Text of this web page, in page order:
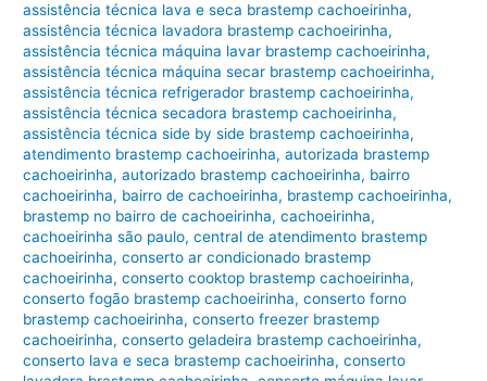
assistência técnica lava e seca brastemp cachoeirinha,
assistência técnica lavadora brastemp cachoeirinha,
assistência técnica máquina lavar brastemp cachoeirinha,
assistência técnica máquina secar brastemp cachoeirinha,
assistência técnica refrigerador brastemp cachoeirinha,
assistência técnica secadora brastemp cachoeirinha,
assistência técnica side by side brastemp cachoeirinha,
atendimento brastemp cachoeirinha,autorizada brastemp
cachoeirinha,autorizado brastemp cachoeirinha, bairro
cachoeirinha, bairro de cachoeirinha, brastemp cachoeirinha,
brastemp no bairro de cachoeirinha,cachoeirinha,
cachoeirinha são paulo,central de atendimento brastemp
cachoeirinha,conserto ar condicionado brastemp
cachoeirinha,conserto cooktop brastemp cachoeirinha,
conserto fogão brastemp cachoeirinha,conserto forno
brastemp cachoeirinha,conserto freezer brastemp
cachoeirinha,conserto geladeira brastemp cachoeirinha,
conserto lava e seca brastemp cachoeirinha,conserto